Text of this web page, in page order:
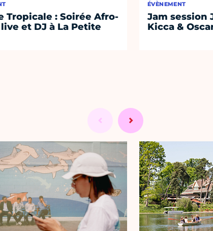
Tropicale : Soirée Afro-
et DJ à La Petite
ÉVÈNEMENT
Jam session
Kicca &